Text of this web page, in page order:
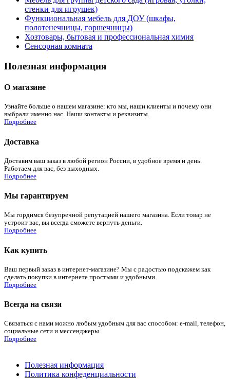
стенки для игрушек)
Функциональная мебель для ДОУ (шкафы,
полотенечницы, горшечницы)
Хозтовары, бытовая и профессиональная химия
Сенсорная комната
Полезная информация
О магазине
Узнайте больше о нашем магазине: кто мы, наши клиенты и почему они
выбрали именно нас. Наши контакты и реквизиты.
Подробнее
Доставка
Доставим ваш заказ в любой регион России, в удобное время и день.
Работаем для вас, без выходных.
Подробнее
Мы гарантируем
Мы гордимся безупречной репутацией нашего магазина. Если товар не
устроит вас, вы всегда сможете вернуть деньги.
Подробнее
Как купить
Ваш первый заказ в интернет-магазине? Мы с радостью подскажем как
сделать покупки в интернете простыми и удобными.
Подробнее
Всегда на связи
Связаться с нами можно любым удобным для вас способом: e-mail, телефон,
социальные сети и мессенджеры.
Подробнее
Полезная информация
Политика конфеденциальности